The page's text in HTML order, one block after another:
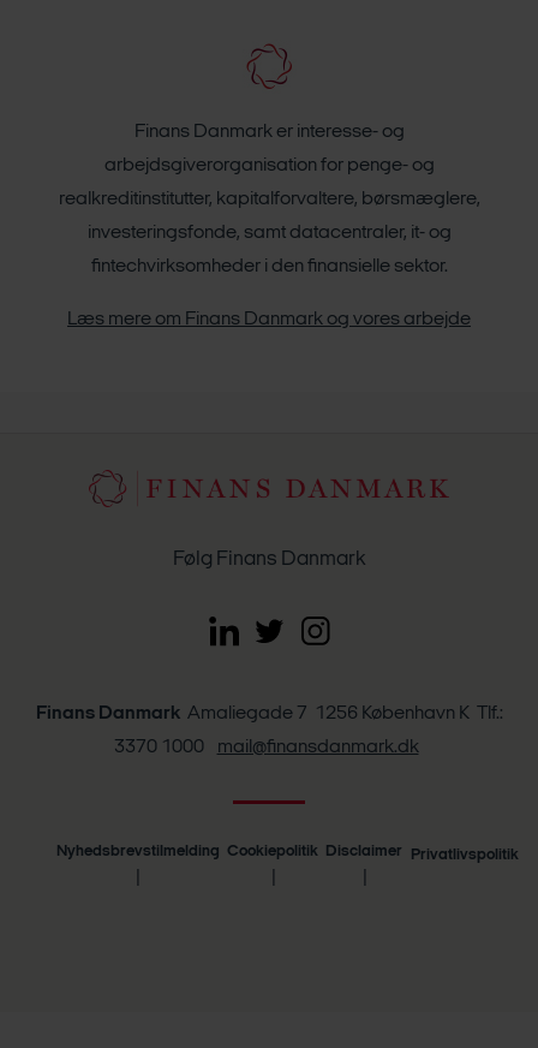
Finans Danmark er interesse- og
arbejdsgiverorganisation for penge- og
realkreditinstitutter, kapitalforvaltere, børsmæglere,
investeringsfonde, samt datacentraler, it- og
fintechvirksomheder i den finansielle sektor.
Læs mere om Finans Danmark og vores arbejde
Følg Finans Danmark
Finans DanmarkAmaliegade 7 1256 København K Tlf.:
3370 1000
mail@finansdanmark.dk
Nyhedsbrevstilmelding Cookiepolitik Disclaimer Privatlivspolitik